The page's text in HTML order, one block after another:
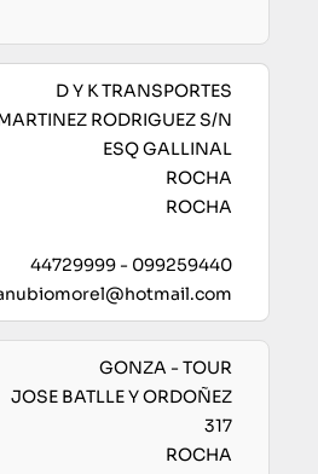
D Y K TRANSPORTES
RODRIGUEZ S/N
ESQ GALLINAL
ROCHA
ROCHA
44729999 - 099259440
GONZA - TOUR
JOSE BATLLE Y ORDOÑEZ
317
ROCHA